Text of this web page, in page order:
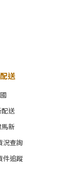
送
送
新
況查詢
件追蹤